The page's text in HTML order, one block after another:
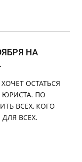
НА
ОСТАТЬСЯ
ПО
ВСЕХ, КОГО
ВСЕХ.